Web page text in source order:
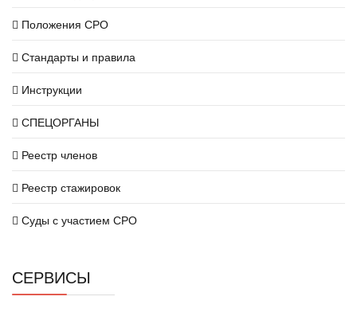
Положения СРО
Стандарты и правила
Инструкции
СПЕЦОРГАНЫ
Реестр членов
Реестр стажировок
Суды с участием СРО
СЕРВИСЫ